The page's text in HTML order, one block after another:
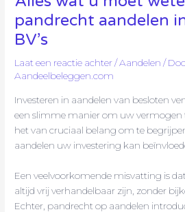
pandrecht aandelen
BV’s
Laat een reactie achter/Aandelen /
Aandeelbeleggen.com
Investeren in aandelen van besloten
een slimme manier om uw vermogen
het van cruciaal belang om te
aandelen uw investering kan
Een veelvoorkomende misvatting is
altijd vrij verhandelbaar zijn, zonder
Echter, pandrecht op aandelen